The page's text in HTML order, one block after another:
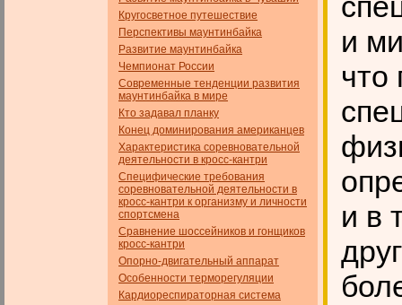
Кругосветное путешествие
Перспективы маунтинбайка
Развитие маунтинбайка
Чемпионат России
Современные тенденции развития
маунтинбайка в мире
Кто задавал планку
Конец доминирования американцев
Характеристика соревновательной
деятельности в кросс-кантри
Специфические требования
соревновательной деятельности в
кросс-кантри к организму и личности
спортсмена
Сравнение шоссейников и гонщиков
кросс-кантри
Опорно-двигательный аппарат
Особенности терморегуляции
Кардиореспираторная система
и
что
и в